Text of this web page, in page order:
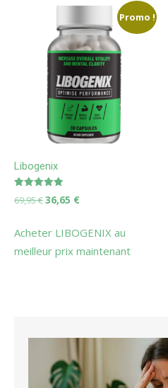
Promo !
Libogenix
Note
5.00
69,95€Le
initial
69,95 €.
36,65 €Le
actuel
Acheter LIBOGENIX au
meilleur prix maintenant